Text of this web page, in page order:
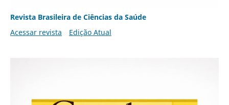
Revista Brasileira de Ciências da Saúde
Acessar revista
Edição Atual